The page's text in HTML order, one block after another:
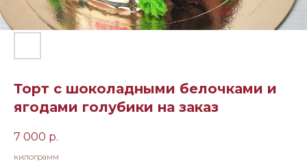
Торт с шоколадными белочками и
ягодами голубики на заказ
7 000 р.
килограмм